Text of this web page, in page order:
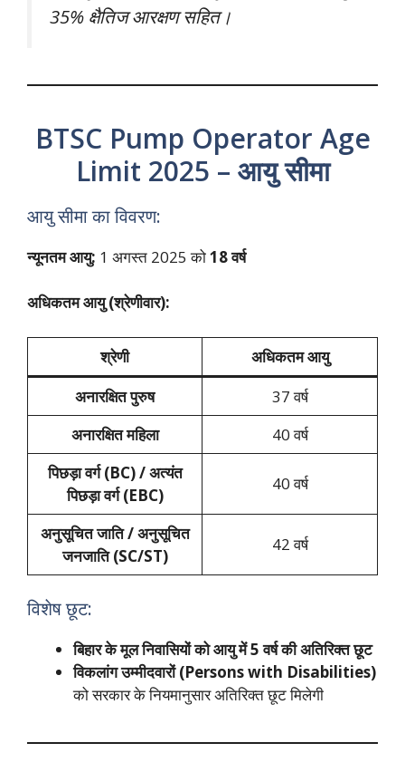
35% क्षैतिज आरक्षण सहित।
BTSC Pump Operator Age
Limit 2025 – आयु सीमा
आयु सीमा का विवरण:
न्यूनतम आयु: 1 अगस्त 2025 को18 वर्ष
अधिकतम आयु (श्रेणीवार):
श्रेणी
अधिकतम आयु
अनारक्षित पुरुष
37 वर्ष
अनारक्षित महिला
40 वर्ष
पिछड़ा वर्ग (BC) / अत्यंत
पिछड़ा वर्ग (EBC)
40 वर्ष
अनुसूचित जाति / अनुसूचित
जनजाति (SC/ST)
42 वर्ष
विशेष छूट:
बिहार के मूल निवासियों को आयु में 5 वर्ष की अतिरिक्त छूट
विकलांग उम्मीदवारों (Persons with Disabilities)
को सरकार के नियमानुसार अतिरिक्त छूट मिलेगी